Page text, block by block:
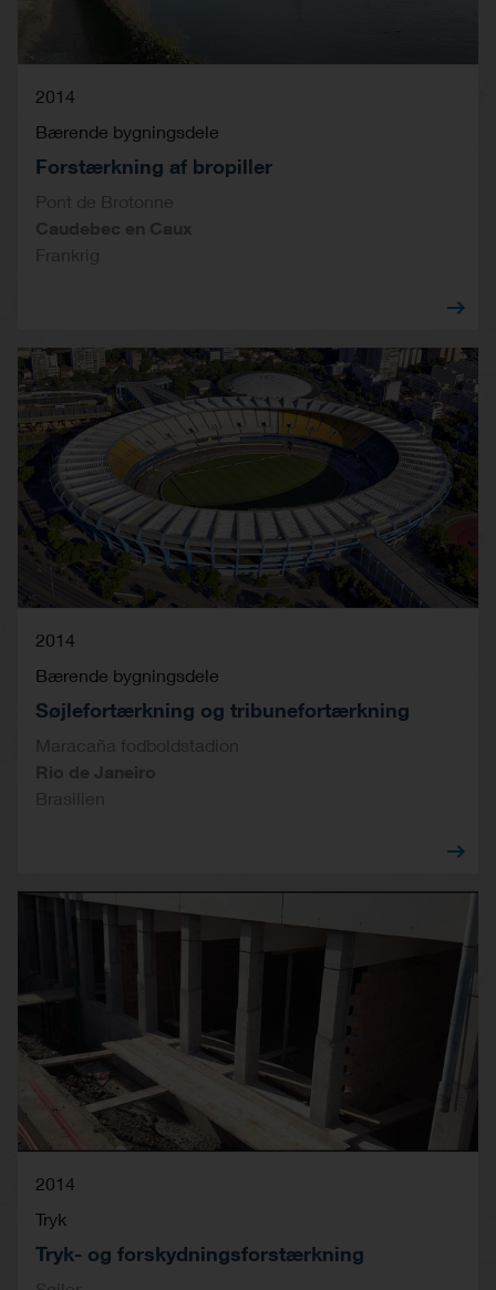
2014
Bærende bygningsdele
Forstærkning af bropiller
Pont de Brotonne
Caudebec en Caux
Frankrig
2014
Bærende bygningsdele
Søjlefortærkning og tribunefortærkning
Maracaña fodboldstadion
Rio de Janeiro
Brasilien
2014
Tryk
Tryk- og forskydningsforstærkning